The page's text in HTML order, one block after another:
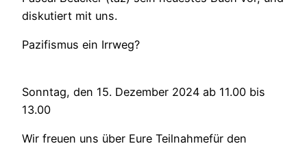
diskutiert mit uns.
Pazifismus ein Irrweg?
Sonntag, den 15. Dezember 2024 ab 11.00 bis
13.00
Wir freuen uns über Eure Teilnahmefür den